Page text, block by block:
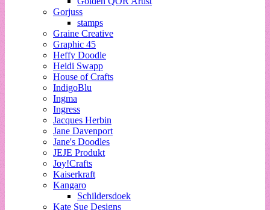
Gorjuss
stamps
Graine Creative
Graphic 45
Heffy Doodle
Heidi Swapp
House of Crafts
IndigoBlu
Ingma
Ingress
Jacques Herbin
Jane Davenport
Jane's Doodles
JEJE Produkt
Joy!Crafts
Kaiserkraft
Kangaro
Schildersdoek
Kate Sue Designs